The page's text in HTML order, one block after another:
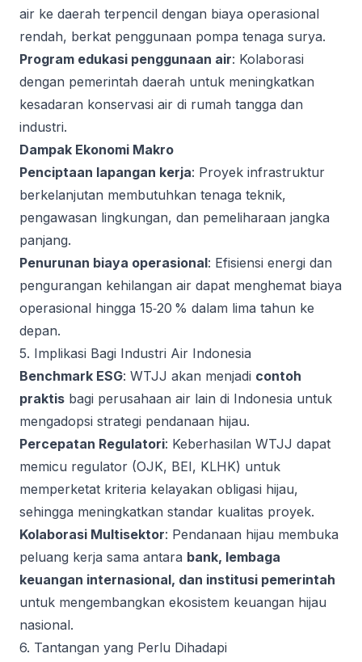
air ke daerah terpencil dengan biaya operasional
rendah, berkat penggunaan pompa tenaga surya.
Program edukasi penggunaan air: Kolaborasi
dengan pemerintah daerah untuk meningkatkan
kesadaran konservasi air di rumah tangga dan
industri.
Dampak Ekonomi Makro
Penciptaan lapangan kerja: Proyek infrastruktur
berkelanjutan membutuhkan tenaga teknik,
pengawasan lingkungan, dan pemeliharaan jangka
panjang.
Penurunan biaya operasional: Efisiensi energi dan
pengurangan kehilangan air dapat menghemat biaya
operasional hingga 15‑20 % dalam lima tahun ke
depan.
5. Implikasi Bagi Industri Air Indonesia
Benchmark ESG: WTJJ akan menjadi contoh
praktis bagi perusahaan air lain di Indonesia untuk
mengadopsi strategi pendanaan hijau.
Percepatan Regulatori: Keberhasilan WTJJ dapat
memicu regulator (OJK, BEI, KLHK) untuk
memperketat kriteria kelayakan obligasi hijau,
sehingga meningkatkan standar kualitas proyek.
Kolaborasi Multisektor: Pendanaan hijau membuka
peluang kerja sama antara bank, lembaga
keuangan internasional, dan institusi pemerintah
untuk mengembangkan ekosistem keuangan hijau
nasional.
6. Tantangan yang Perlu Dihadapi